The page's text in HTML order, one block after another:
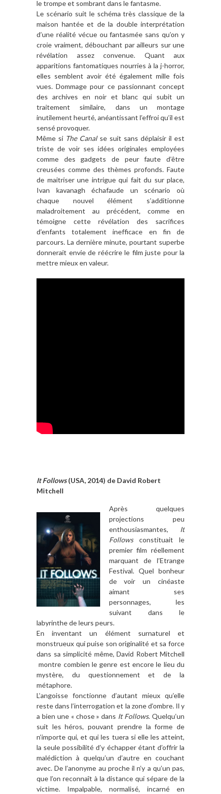
le trompe et sombrant dans le fantasme.
Le scénario suit le schéma très classique de la
maison hantée et de la double interprétation
d’une réalité vécue ou fantasmée sans qu’on y
croie vraiment, débouchant par ailleurs sur une
révélation assez convenue. Quant aux
apparitions fantomatiques nourries à la j-horror,
elles semblent avoir été également mille fois
vues. Dommage pour ce passionnant concept
des archives en noir et blanc qui subit un
traitement similaire, dans un montage
inutilement heurté, anéantissant l’effroi qu’il est
sensé provoquer.
Même si The Canalse suit sans déplaisir il est
triste de voir ses idées originales employées
comme des gadgets de peur faute d’être
creusées comme des thèmes profonds. Faute
de maitriser une intrigue qui fait du sur place,
Ivan kavanagh échafaude un scénario où
chaque nouvel élément s’additionne
maladroitement au précédent, comme en
témoigne cette révélation des sacrifices
d’enfants totalement inefficace en fin de
parcours. La dernière minute, pourtant superbe
donnerait envie de réécrire le film juste pour la
mettre mieux en valeur.
It Follows(USA, 2014) de David Robert
Mitchell
Après quelques
projections peu
enthousiasmantes, It
Followsconstituait le
premier film réellement
marquant de l’Etrange
Festival. Quel bonheur
de voir un cinéaste
aimant ses
personnages, les
suivant dans le
labyrinthe de leurs peurs.
En inventant un élément surnaturel et
monstrueux qui puise son originalité et sa force
dans sa simplicité même, David Robert Mitchell
montre combien le genre est encore le lieu du
mystère, du questionnement et de la
métaphore.
L’angoisse fonctionne d’autant mieux qu’elle
reste dans l’interrogation et la zone d’ombre. Il y
a bien une « chose » dans It Follows. Quelqu’un
suit les héros, pouvant prendre la forme de
n’importe qui, et qui les tuera si elle les atteint,
la seule possibilité d’y échapper étant d’offrir la
malédiction à quelqu’un d’autre en couchant
avec. De l’anonyme au proche il n’y a qu’un pas,
que l’on reconnaît à la distance qui sépare de la
victime. Impalpable, normalisé, incarné en